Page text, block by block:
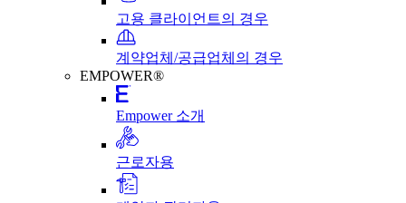
고용 클라이언트의 경우
계약업체/공급업체의 경우
EMPOWER®
Empower 소개
근로자용